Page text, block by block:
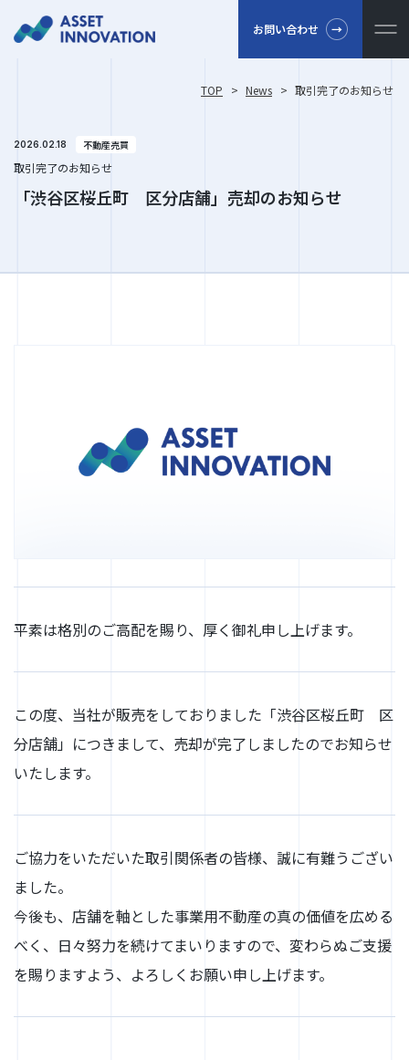
お問い合わせ
TOP > News > 取引完了のお知らせ
2026.02.18 不動産売買
取引完了のお知らせ
「渋谷区桜丘町 区分店舗」売却のお知らせ
平素は格別のご高配を賜り、厚く御礼申し上げます。
この度、当社が販売をしておりました「渋谷区桜丘町 区
分店舗」につきまして、売却が完了しましたのでお知らせ
いたします。
ご協力をいただいた取引関係者の皆様、誠に有難うござい
ました。
今後も、店舗を軸とした事業用不動産の真の価値を広める
べく、日々努力を続けてまいりますので、変わらぬご支援
を賜りますよう、よろしくお願い申し上げます。